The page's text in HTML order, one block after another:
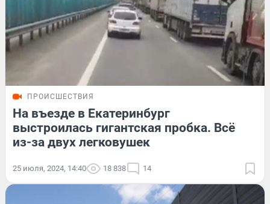
ПРОИСШЕСТВИЯ
На въезде в Екатеринбург
выстроилась гигантская пробка. Всё
из-за двух легковушек
25 июля, 2024, 14:40 18 838 14